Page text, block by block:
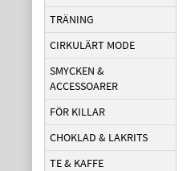
TRÄNING
CIRKULÄRT MODE
SMYCKEN &
ACCESSOARER
FÖR KILLAR
CHOKLAD & LAKRITS
TE & KAFFE